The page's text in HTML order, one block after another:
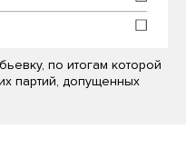
по итогам которой
партий, допущенных